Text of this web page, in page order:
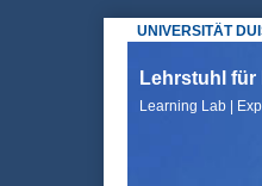
UNIVERSITÄT
Hauptmenü
Lehrstuhl für
Learning Lab |